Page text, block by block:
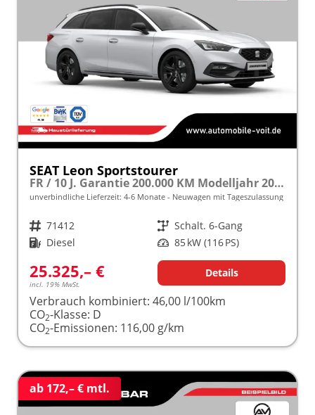
SEAT Leon Sportstourer
FR / 10 J. Garantie 200.000 KM Modelljahr 2027 2.0 TDI 115PS frei konfigurierbar!
unverbindliche Lieferzeit: 4-6 Monate Neuwagen mit Tageszulassung
Fahrzeugnr. 71412 Getriebe Schalt. 6-Gang
Kraftstoff Diesel Leistung 85 kW (116 PS)
25.325,– €
incl. 19% MwSt.
Details
Verbrauch kombiniert: 46,00 l/100km
CO2-Klasse: D
CO2-Emissionen: 116,00 g/km
ab 172,– € mtl.